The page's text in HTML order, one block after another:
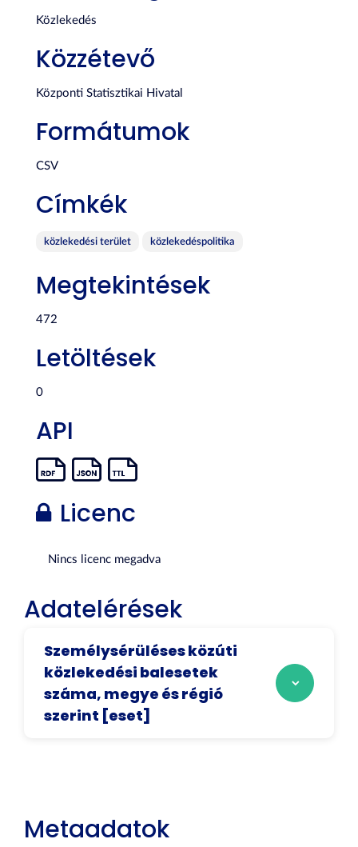
Közlekedés
Közzétevő
Központi Statisztikai Hivatal
Formátumok
CSV
Címkék
közlekedési terület közlekedéspolitika
Megtekintések
472
Letöltések
0
API
Licenc
Nincs licenc megadva
Adatelérések
Személysérüléses közúti
közlekedési balesetek
száma, megye és régió
szerint [eset]
Metaadatok